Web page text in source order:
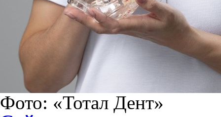
Фото: «Тотал Дент»